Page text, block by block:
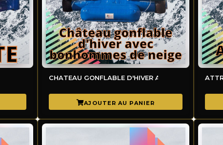
CHATEAU GONFLABLE D'HIVER AVEC BONHOMMES